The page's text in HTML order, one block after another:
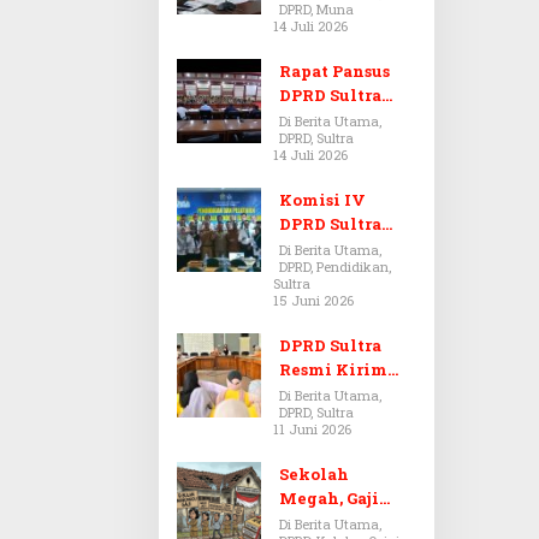
Dugaan Jual
Beli Tanah
Bermasalah di
Muna
DPRD, Muna
14 Juli 2026
Rapat Pansus
DPRD Sultra
Diskors Dua
Kali Akibat
Ketidakhadira
n Pj Sekda
Di Berita Utama,
DPRD, Sultra
14 Juli 2026
Komisi IV
DPRD Sultra
Kawal Hak
Guru,
Rencanakan
Pendidikan
Di Berita Utama,
DPRD, Pendidikan,
Sultra
15 Juni 2026
DPRD Sultra
Resmi Kirim
Aspirasi Tolak
Peraturan
BPOM No. 5
Tahun 2026 ke
Komisi IX DPR
Di Berita Utama,
DPRD, Sultra
11 Juni 2026
Sekolah
Megah, Gaji
Guru Berdarah-
Di Berita Utama,